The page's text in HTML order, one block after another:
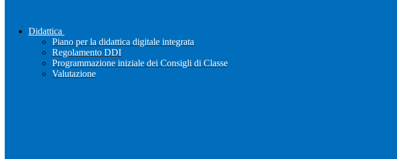
Didattica
Piano per la didattica digitale integrata
Regolamento DDI
Programmazione iniziale dei Consigli di Classe
Valutazione